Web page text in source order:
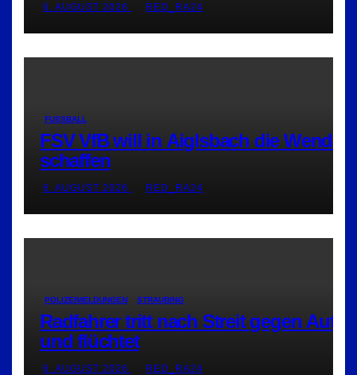
6. AUGUST 2026 RED_RA24
FUSSBALL
FSV VfB will in Aiglsbach die Wende
schaffen
6. AUGUST 2026 RED_RA24
POLIZEIMELDUNGEN STRAUBING
Radfahrer tritt nach Streit gegen Auto
und flüchtet
6. AUGUST 2026 RED_RA24